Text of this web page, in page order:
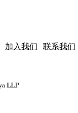
加入我们 联系我们